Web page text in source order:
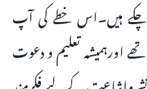
ہیں۔اس خطے کی آپ
اورہمیشہ تعلیم و دعوت